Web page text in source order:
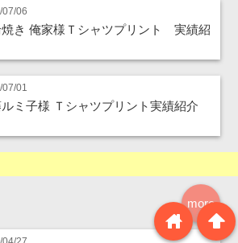
07/06
き 俺家様Ｔシャツプリント 実績紹
07/01
ミ子様 Ｔシャツプリント実績紹介
more
arrowup
home